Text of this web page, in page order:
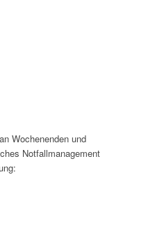
Wochenenden und
Notfallmanagement